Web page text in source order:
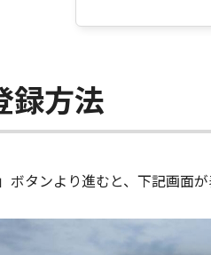
録方法
ボタンより進むと、下記画面が